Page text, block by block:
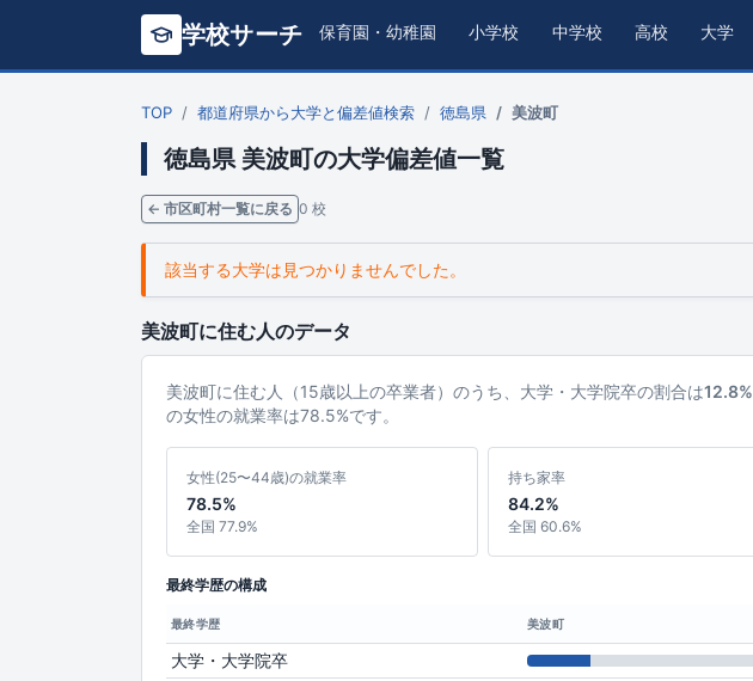
学校サーチ 保育園・幼稚園 小学校 中学校 高校 大学
TOP 都道府県から大学と偏差値検索 徳島県 美波町
徳島県 美波町の大学偏差値一覧
← 市区町村一覧に戻る 0 校
該当する大学は見つかりませんでした。
美波町に住む人のデータ
美波町に住む人（15歳以上の卒業者）のうち、大学・大学院卒の割合は12.8%
の女性の就業率は78.5%です。
女性(25〜44歳)の就業率
78.5%
全国 77.9%
持ち家率
84.2%
全国 60.6%
最終学歴の構成
最終学歴 美波町
大学・大学院卒